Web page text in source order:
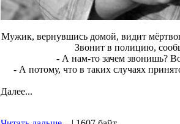
Мужик, вернувшись домой, видит
Звонит в полицию,
- А нам-то зачем звонишь?
- А потому, что в таких случаях
Далее...